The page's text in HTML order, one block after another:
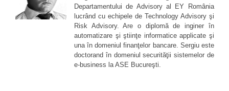
Departamentului de Advisory al EY România
lucrând cu echipele de Technology Advisory şi
Risk Advisory. Are o diplomă de inginer în
automatizare şi ştiinţe informatice applicate şi
una în domeniul finanţelor bancare. Sergiu este
doctorand în domeniul securităţii sistemelor de
e-business la ASE Bucureşti.